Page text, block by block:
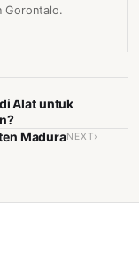
Gorontalo.
Alat untuk
MaduraNEXT›